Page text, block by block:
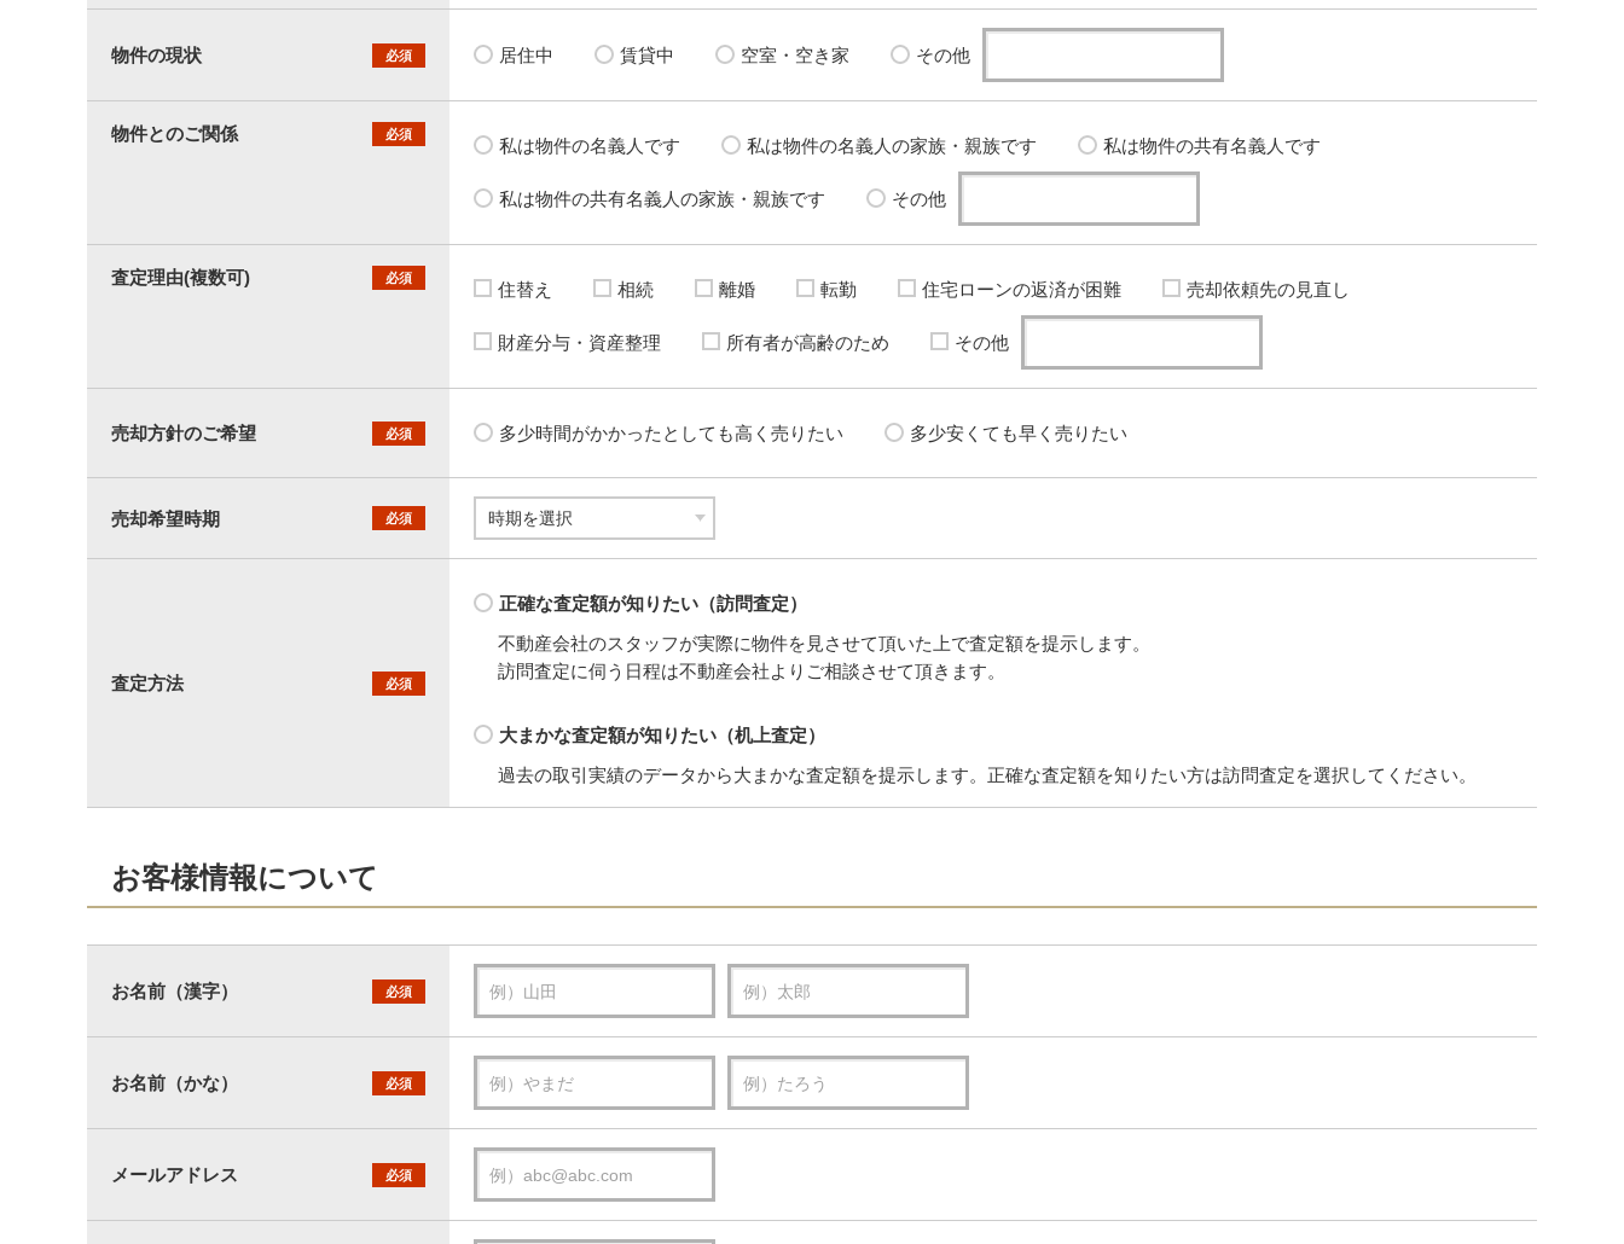
物件の現状 必須 居住中 賃貸中 空室・空き家 その他
物件とのご関係 必須
私は物件の名義人です 私は物件の名義人の家族・親族です 私は物件の共有名義人です
私は物件の共有名義人の家族・親族です その他
査定理由(複数可) 必須
住替え 相続 離婚 転勤 住宅ローンの返済が困難 売却依頼先の見直し
財産分与・資産整理 所有者が高齢のため その他
売却方針のご希望 必須 多少時間がかかったとしても高く売りたい 多少安くても早く売りたい
売却希望時期 必須
査定方法 必須
正確な査定額が知りたい（訪問査定）
不動産会社のスタッフが実際に物件を見させて頂いた上で査定額を提示します。
訪問査定に伺う日程は不動産会社よりご相談させて頂きます。
大まかな査定額が知りたい（机上査定）
過去の取引実績のデータから大まかな査定額を提示します。正確な査定額を知りたい方は訪問査定を選択してください。
お客様情報について
お名前（漢字） 必須
お名前（かな） 必須
メールアドレス 必須